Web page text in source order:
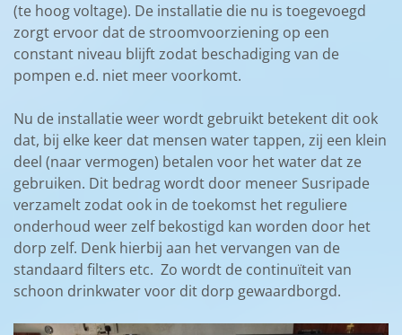
(te hoog voltage). De installatie die nu is toegevoegd
zorgt ervoor dat de stroomvoorziening op een
constant niveau blijft zodat beschadiging van de
pompen e.d. niet meer voorkomt.
Nu de installatie weer wordt gebruikt betekent dit ook
dat, bij elke keer dat mensen water tappen, zij een klein
deel (naar vermogen) betalen voor het water dat ze
gebruiken. Dit bedrag wordt door meneer Susripade
verzamelt zodat ook in de toekomst het reguliere
onderhoud weer zelf bekostigd kan worden door het
dorp zelf. Denk hierbij aan het vervangen van de
standaard filters etc. Zo wordt de continuïteit van
schoon drinkwater voor dit dorp gewaardborgd.